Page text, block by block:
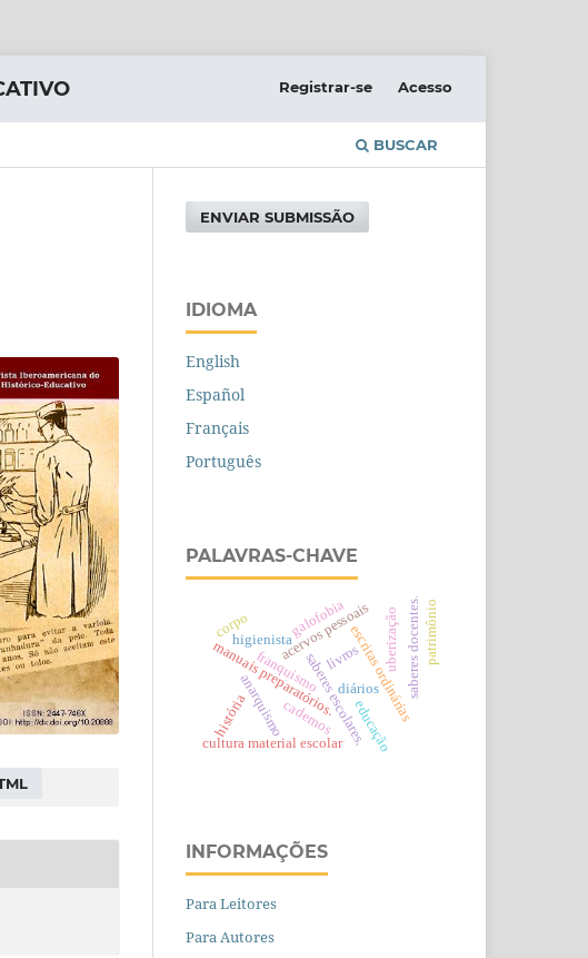
BUSCAR
Registrar-se Acesso
ENVIAR SUBMISSÃO
IDIOMA
English
Español
Français
Português
PALAVRAS-CHAVE
acervos pessoaisescritas ordinárias
cadernos
manuais preparatórios.saberes escolares.
saberes docentes.
diários
cultura material escolar
anarquismo
história
higienista
corpo uberização
educação
patrimônio
franquismo
galofobia
livros
INFORMAÇÕES
Para Leitores
Para Autores